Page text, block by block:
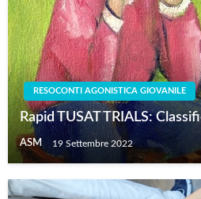
RESOCONTI AGONISTICA GIOVANILE
Rapid TUSAT TRIALS:
ASM 19 Settembre 2022